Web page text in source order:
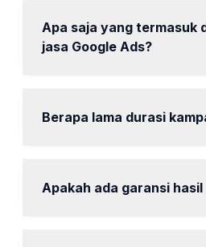
Apa saja yang termasuk
jasa Google Ads?
Berapa lama durasi
Apakah ada garansi